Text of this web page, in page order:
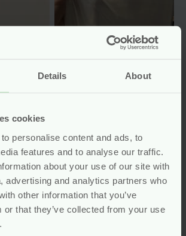
Details About
cookies
personalise content and ads, to
features and to analyse our traffic.
about your use of our site with
advertising and analytics partners who
other information that you’ve
or that they’ve collected from your use
–
uit
(1)
Matrasbescherming
– 1,5 x 1,5 meter